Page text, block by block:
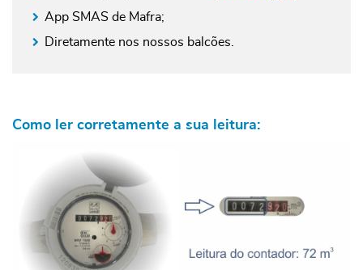
App SMAS de Mafra;
Diretamente nos nossos balcões.
Como ler corretamente a sua leitura: